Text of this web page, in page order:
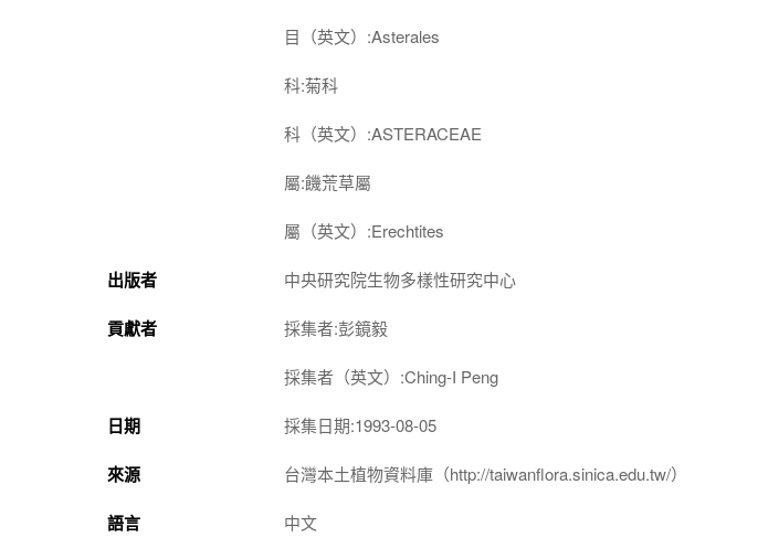
目（英文）:Asterales
科:菊科
科（英文）:ASTERACEAE
屬:饑荒草屬
屬（英文）:Erechtites
出版者 中央研究院生物多樣性研究中心
貢獻者 採集者:彭鏡毅
採集者（英文）:Ching-I Peng
日期 採集日期:1993-08-05
來源 台灣本土植物資料庫（http://taiwanflora.sinica.edu.tw/）
語言 中文